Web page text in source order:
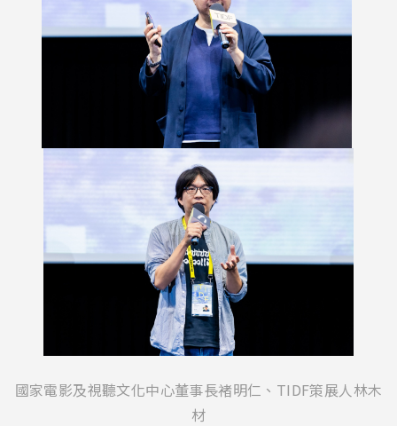
國家電影及視聽文化中心董事長褚明仁、TIDF策展人林木
材